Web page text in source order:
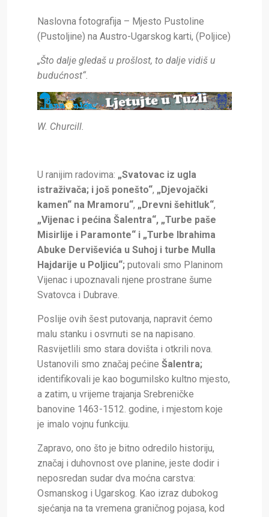
Naslovna fotografija – Mjesto Pustoline
(Pustoljine) na Austro-Ugarskog karti, (Poljice)
„Što dalje gledaš u prošlost, to dalje vidiš u
budućnost“.
W. Churcill.
U ranijim radovima: „Svatovac iz ugla
istraživača; i još ponešto“, „Djevojački
kamen“ na Mramoru“, „Drevni šehitluk“,
„Vijenac i pećina Šalentra“, „Turbe paše
Misirlije i Paramonte“ i „Turbe Ibrahima
Abuke Derviševića u Suhoj i turbe Mulla
Hajdarije u Poljicu“; putovali smo Planinom
Vijenac i upoznavali njene prostrane šume
Svatovca i Dubrave.
Poslije ovih šest putovanja, napravit ćemo
malu stanku i osvrnuti se na napisano.
Rasvijetlili smo stara dovišta i otkrili nova.
Ustanovili smo značaj pećine Šalentra;
identifikovali je kao bogumilsko kultno mjesto,
a zatim, u vrijeme trajanja Srebreničke
banovine 1463-1512. godine, i mjestom koje
je imalo vojnu funkciju.
Zapravo, ono što je bitno odredilo historiju,
značaj i duhovnost ove planine, jeste dodir i
neposredan sudar dva moćna carstva:
Osmanskog i Ugarskog. Kao izraz dubokog
sjećanja na ta vremena graničnog pojasa, kod